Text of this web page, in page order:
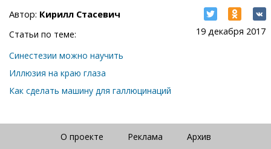
19 декабря 2017
Автор: Кирилл Стасевич
Статьи по теме:
Синестезии можно научить
Иллюзия на краю глаза
Как сделать машину для галлюцинаций
О проекте Реклама Архив